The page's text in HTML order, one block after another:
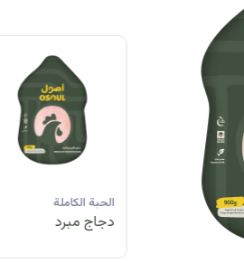
الحبة الكاملة
دجاج مبرد